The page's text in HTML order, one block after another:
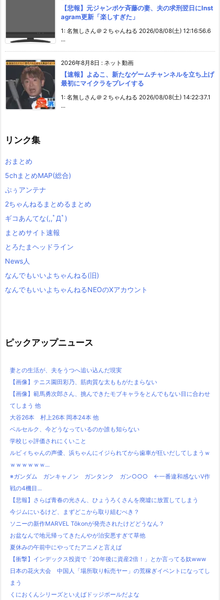
【悲報】元ジャンポケ斉藤の妻、夫の求刑翌日にInst
agram更新「楽しすぎた」
1: 名無しさん＠２ちゃんねる 2026/08/08(土) 12:16:56.6
...
2026年8月8日 : ネット動画
【速報】よゐこ、新たなゲームチャンネルを立ち上げ
最初にマイクラをプレイする
1: 名無しさん＠２ちゃんねる 2026/08/08(土) 14:22:37.1
...
リンク集
おまとめ
5chまとめMAP(総合)
ぷぅアンテナ
2ちゃんねるまとめるまとめ
ギコあんてな(,,ﾟДﾟ)
まとめサイト速報
とろたまヘッドライン
News人
なんでもいいよちゃんねる(旧)
なんでもいいよちゃんねるNEOのXアカウント
ピックアップニュース
妻との生活が、夫をうつへ追い込んだ現実
【画像】テニス園田彩乃、筋肉質な太ももがたまらない
【画像】範馬勇次郎さん、挑んできたモブキャラをとんでもない目に合わせ
てしまう 他
大谷26本 村上26本 岡本24本 他
ベルセルク、今どうなっているのか誰も知らない
学校じゃ評価されにくいこと
ルビィちゃんの声優、浜ちゃんにイジられてから歯車が狂いだしてしまうｗ
ｗｗｗｗｗｗ...
※ガンダム ガンキャノン ガンタンク ガン○○○ ←一番違和感ないV作
戦の4機目...
【悲報】さらば青春の光さん、ひょうろくさんを廃墟に放置してしまう
今ジムにいるけど、まずどこから取り組むべき？
ソニーの新作MARVEL Tōkonが発売されたけどどうなん？
お盆なんで地元帰ってきたんやが治安悪すぎて草他
夏休みの午前中にやってたアニメと言えば
【衝撃】インデックス投資で「20年後に資産2倍！」とか言ってる奴www
日本の花火大会 中国人「場所取り転売ヤー」の荒稼ぎイベントになってし
まう
くにおくんシリーズといえばドッジボールだよな